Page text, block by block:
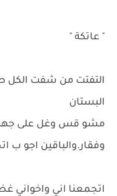
" عاتكة "
التفتت من شفت الكل
البستان
مشو قس وغل على
وفقار.والباقين اجو ب
اتجمعنا اني واخواني